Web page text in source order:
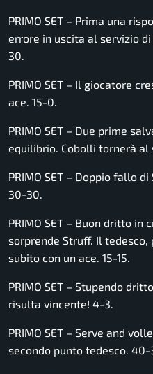
PRIMO SET – Prima una
errore in uscita al servizio
30.
PRIMO SET – Il giocatore
ace. 15-0.
PRIMO SET – Due prime
equilibrio. Cobolli tornerà al
PRIMO SET – Doppio fallo
30-30.
PRIMO SET – Buon dritto in
sorprende Struff. Il
subito con un ace. 15-15.
PRIMO SET – Stupendo
risulta vincente! 4-3.
PRIMO SET – Serve and
secondo punto tedesco. 40-